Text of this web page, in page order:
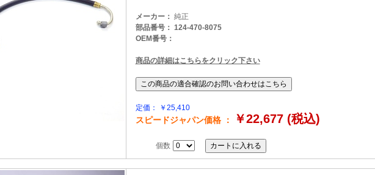
メーカー： 純正
部品番号： 124-470-8075
OEM番号：
商品の詳細はこちらをクリック下さい
定価： ￥25,410
スピードジャパン価格 ： ￥22,677 (税込)
個数